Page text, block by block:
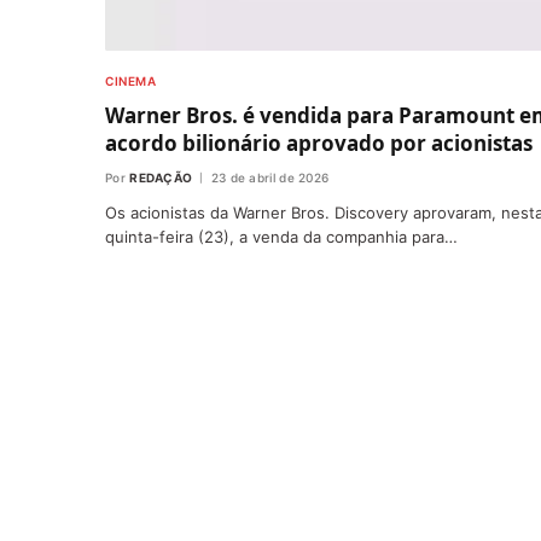
CINEMA
Warner Bros. é vendida para Paramount
acordo bilionário aprovado por acionistas
Por REDAÇÃO 23 de abril de 2026
Os acionistas da Warner Bros. Discovery aprovaram,
quinta-feira (23), a venda da companhia para…